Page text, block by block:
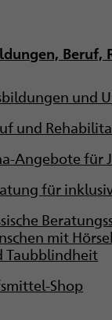
Beruf,
und
und
Angebote für
für
mit
Taubblindheit
Shop